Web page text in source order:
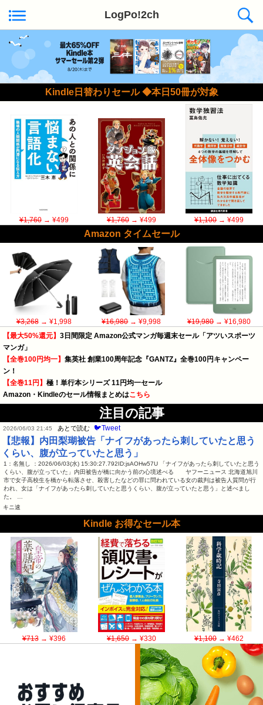
LogPo!2ch
Kindle日替わりセール ◆本日50冊が対象
¥1,760→ ¥499 ¥1,760→ ¥499 ¥1,100→ ¥499
Amazon タイムセール
¥3,268→ ¥1,998 ¥16,980→ ¥9,998 ¥19,980→ ¥16,980
【最大50%還元】 3日間限定 Amazon公式マンガ毎週末セール「アツいスポーツ
マンガ」
【全巻100円均一】 集英社 創業100周年記念『GANTZ』全巻100円キャンペー
ン！
【全巻11円】 極！単行本シリーズ 11円均一セール
Amazon・Kindleのセール情報まとめはこちら
注目の記事
2026/06/03 21:45 あとで読む 🐦Tweet
【悲報】内田梨瑚被告「ナイフがあったら刺していたと思う
くらい、腹が立っていたと思う」
1：名無し ：2026/06/03(水) 15:30:27.792ID:jsAOHw57U 「ナイフがあったら刺していたと思う
くらい、腹が立っていた」内田被告が橋に向かう前の心境述べる ヤフーニュース 北海道旭川
市で女子高校生を橋から転落させ、殺害したなどの罪に問われている女の裁判は被告人質問が行
われ、女は「ナイフがあったら刺していたと思うくらい、腹が立っていたと思う」と述べまし
た。 …
キニ速
Kindle お得なセール本
¥713→ ¥396 ¥1,650→ ¥330 ¥1,100→ ¥462